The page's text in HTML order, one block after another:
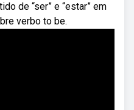
de “ser” e “estar” em
verbo to be.